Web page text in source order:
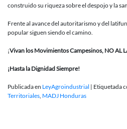
construido su riqueza sobre el despojo y la
Frente al avance del autoritarismo y del
popular siguen siendo el camino.
¡Vivan los Movimientos Campesinos, NO AL
¡Hasta la Dignidad Siempre!
Publicada en LeyAgroindustrial | Etiquetada
Territoriales MADJ Honduras